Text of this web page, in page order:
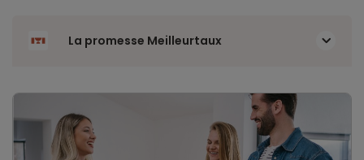
La promesse Meilleurtaux